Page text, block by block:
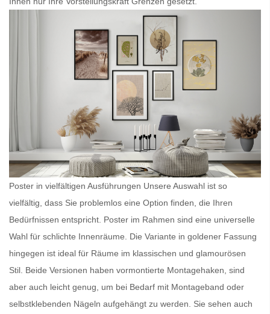
Poster in vielfältigen Ausführungen Unsere Auswahl ist so
vielfältig, dass Sie problemlos eine Option finden, die Ihren
Bedürfnissen entspricht. Poster im Rahmen sind eine universelle
Wahl für schlichte Innenräume. Die Variante in goldener Fassung
hingegen ist ideal für Räume im klassischen und glamourösen
Stil. Beide Versionen haben vormontierte Montagehaken, sind
aber auch leicht genug, um bei Bedarf mit Montageband oder
selbstklebenden Nägeln aufgehängt zu werden. Sie sehen auch